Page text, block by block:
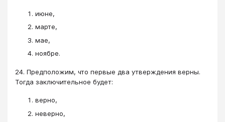
июне,
марте,
мае,
ноябре.
24. Предположим, что первые два утверждения верны.
Тогда заключительное будет:
верно,
неверно,